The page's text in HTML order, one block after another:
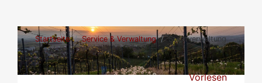
Startseite Service & Verwaltung Stadtverwaltung
Vorlesen